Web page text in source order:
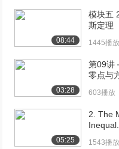
[13] 2.2函数无穷小与极限
[14] 2.2函数无穷小与极限
[15] 2.3极限的运算法则
08:44
模块五
斯定理
1445播放
03:28
第09讲
零点与
603播放
05:25
2. The
Inequal...
1543播放